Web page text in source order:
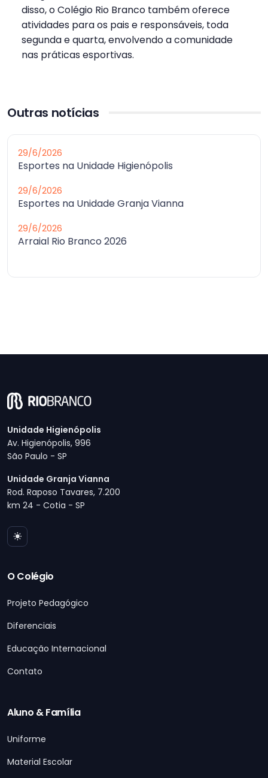
disso, o Colégio Rio Branco também oferece
atividades para os pais e responsáveis, toda
segunda e quarta, envolvendo a comunidade
nas práticas esportivas.
Outras notícias
29/6/2026
Esportes na Unidade Higienópolis
29/6/2026
Esportes na Unidade Granja Vianna
29/6/2026
Arraial Rio Branco 2026
Unidade Higienópolis
Av. Higienópolis, 996
São Paulo - SP
Unidade Granja Vianna
Rod. Raposo Tavares, 7.200
km 24 - Cotia - SP
O Colégio
Projeto Pedagógico
Diferenciais
Educação Internacional
Contato
Aluno & Família
Uniforme
Material Escolar